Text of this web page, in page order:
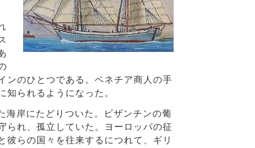
ンのひとつである。ベネチア商人の手
られるようになった。
海岸にたどりついた。ビザンチンの葡
られ、孤立していた。ヨーロッパの征
らの国々を往来するにつれて、ギリ